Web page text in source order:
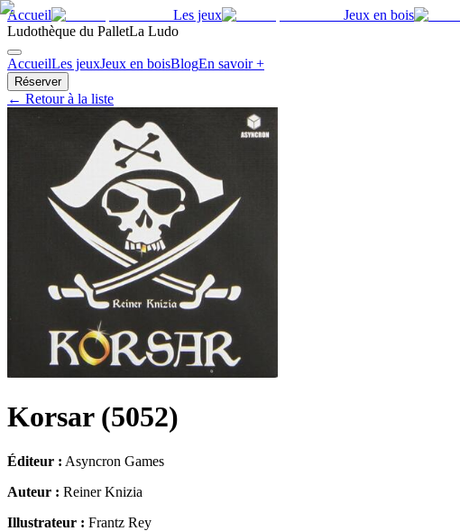
Accueil Les jeux Jeux en bois
Ludothèque du PalletLa Ludo
AccueilLes jeuxJeux en boisBlogEn savoir +
Réserver
← Retour à la liste
Korsar (5052)
Éditeur : Asyncron Games
Auteur : Reiner Knizia
Illustrateur : Frantz Rey